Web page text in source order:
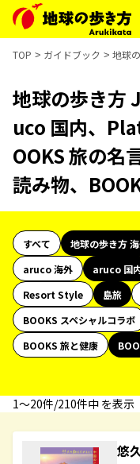
TOP ガイドブック 地球
地球の歩き方
uco 国内、
OOKS 旅の名
読み物、
すべて 地球の歩き方
aruco 海外
aruco 国
Resort Style
島旅
BOOKS スペシャルコラボ
BOOKS 旅と健康
1〜20件/210件中 を表示
悠